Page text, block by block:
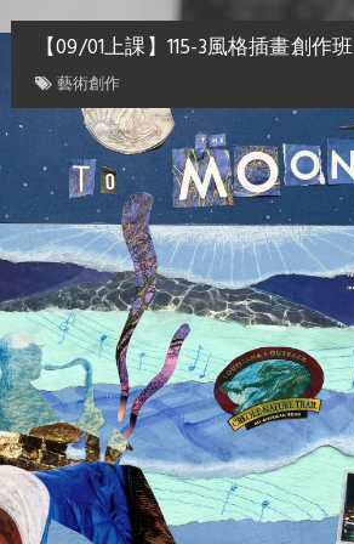
【09/01上課】115-3風格插畫創作班
藝術創作